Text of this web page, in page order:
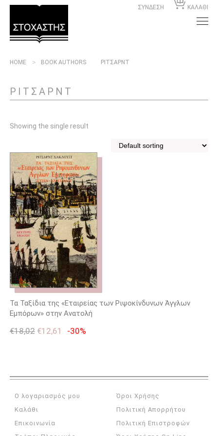
ΣΥΝΔΕΣΗ ΚΑΛΑΘΙ
HOME BOOK AUTHORS ΡΙΤΣΑΡΝΤ
ΡΙΤΣΑΡΝΤ
Showing the single result
Τα Ταξίδια της «Εταιρείας των Ριψοκίνδυνων Άγγλων
Εμπόρων» στην Ανατολή
€18,02 €12,61 -30%
Ο λογαριασμός μου
Καλάθι
Επικοινωνία
Όροι Χρήσης
Πολιτική Απορρήτου
Πολιτική Επιστροφών